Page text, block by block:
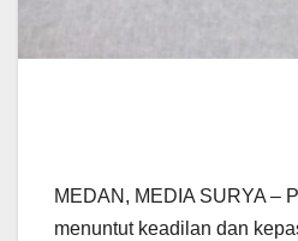
MEDAN, MEDIA SURYA –
menuntut keadilan dan